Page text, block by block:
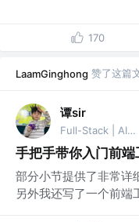
170
LaamGinghong 赞了这篇
谭sir
Full-Stack | AI Agent
手把手带你入门前
部分小节提供了非常详
另外我还写了一个前端